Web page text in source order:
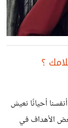
؟
أحيانًا نعيش
الأهداف في